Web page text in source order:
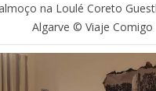
na Loulé Coreto
Algarve © Viaje Comigo